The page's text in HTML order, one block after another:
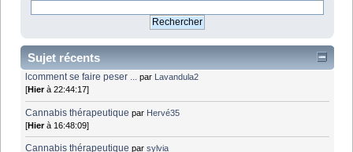
Sujet récents
lcomment se faire peser ... par
Lavandula2
[Hierà 22:44:17]
Cannabis thérapeutique par Hervé35
[Hierà 16:48:09]
Cannabis thérapeutique parsylvia